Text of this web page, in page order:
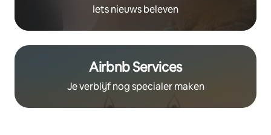
Iets nieuws beleven
Airbnb Services
Je verblijf nog specialer maken